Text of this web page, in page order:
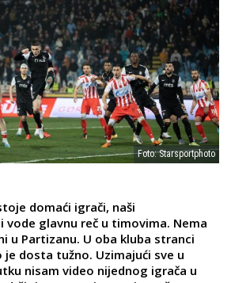
Foto: Starsportphoto
domaći igrači, naši
glavnu reč u timovima. Nema
u Partizanu. U oba kluba stranci
dosta tužno. Uzimajući sve u
nisam video nijednog igrača u